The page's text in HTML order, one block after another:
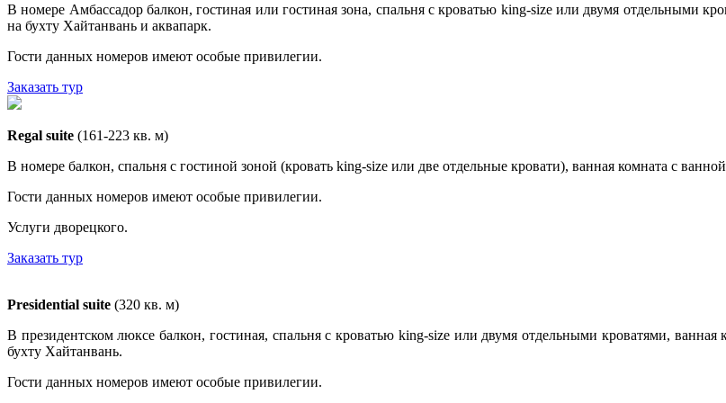
В номере Амбассадор балкон, гостиная или гостиная зона, спальня с кроватью king-size или двумя отдельными
на бухту Хайтанвань и аквапарк.
Гости данных номеров имеют особые привилегии.
Заказать тур
Regal suite (161-223 кв. м)
В номере балкон, спальня с гостиной зоной (кровать king-size или две отдельные кровати), ванная комната с
Гости данных номеров имеют особые привилегии.
Услуги дворецкого.
Заказать тур
Presidential suite (320 кв. м)
В президентском люксе балкон, гостиная, спальня с кроватью king-size или двумя отдельными кроватями,
бухту Хайтанвань.
Гости данных номеров имеют особые привилегии.